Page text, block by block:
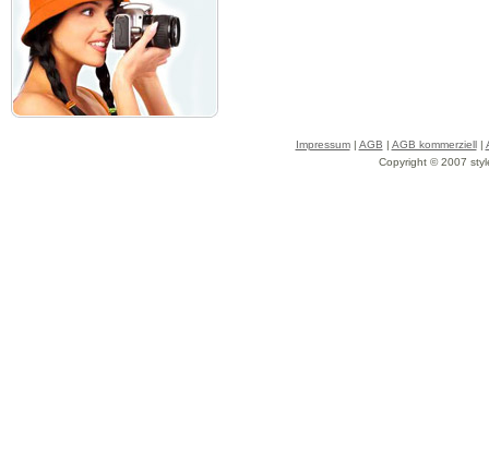
Impressum| AGB | AGB kommerziell|
Copyright © 2007